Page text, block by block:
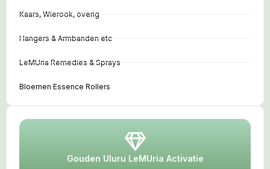
Kaars, Wierook, overig
Hangers & Armbanden etc
LeMUria Remedies & Sprays
Bloemen Essence Rollers
Gouden Uluru LeMUria Activatie